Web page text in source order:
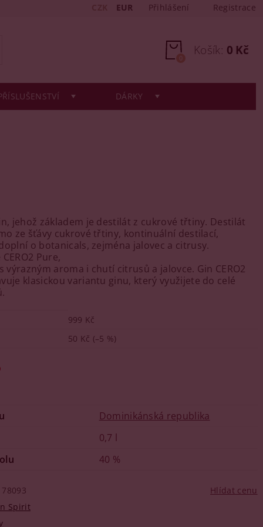
EUR Přihlášení Registrace
Košík: 0 Kč
0
DÁRKY
jehož základem je destilát z cukrové třtiny. Destilát
ze šťávy cukrové třtiny, kontinuální destilací,
o botanicals, zejména jalovec a citrusy.
Pure,
výrazným aroma i chutí citrusů a jalovce. Gin CERO2
klasickou variantu ginu, který využijete do celé
999 Kč
50 Kč (–5 %)
Dominikánská republika
0,7 l
40 %
78093
Spirit
Hlídat cenu